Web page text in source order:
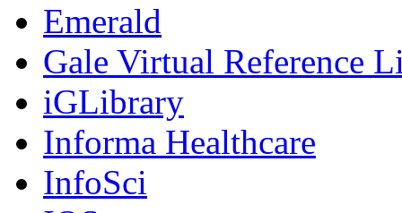
Emerald
Gale Virtual Reference
iGLibrary
Informa Healthcare
InfoSci